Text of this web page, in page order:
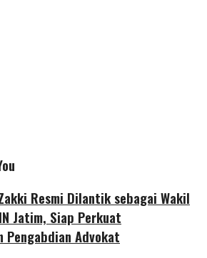
Resmi Dilantik sebagai Wakil
Jatim, Siap Perkuat
Pengabdian Advokat